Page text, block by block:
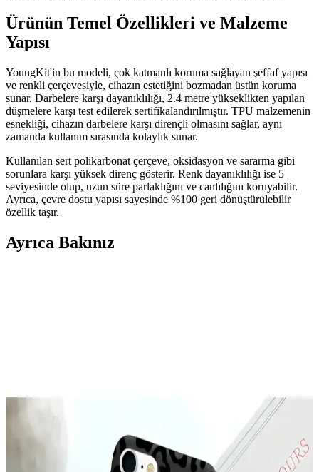
Ürünün Temel Özellikleri ve Malzeme
Yapısı
YoungKit'in bu modeli, çok katmanlı koruma sağlayan şeffaf yapısı
ve renkli çerçevesiyle, cihazın estetiğini bozmadan üstün koruma
sunar. Darbelere karşı dayanıklılığı, 2.4 metre yükseklikten yapılan
düşmelere karşı test edilerek sertifikalandırılmıştır. TPU malzemenin
esnekliği, cihazın darbelere karşı dirençli olmasını sağlar, aynı
zamanda kullanım sırasında kolaylık sunar.
Kullanılan sert polikarbonat çerçeve, oksidasyon ve sararma gibi
sorunlara karşı yüksek direnç gösterir. Renk dayanıklılığı ise 5
seviyesinde olup, uzun süre parlaklığını ve canlılığını koruyabilir.
Ayrıca, çevre dostu yapısı sayesinde %100 geri dönüştürülebilir
özellik taşır.
Ayrıca Bakınız
Sağlayan İnce Tasarım
McStorey MacBook Air Kılıfı, yüksek kaliteli TPU malzemeden
üretilmiş, şık tasarımıyla cihazınızı çizik ve darbelere karşı korur,
hafif ve estetik yapısıyla kullanım kolaylığı sağlar.